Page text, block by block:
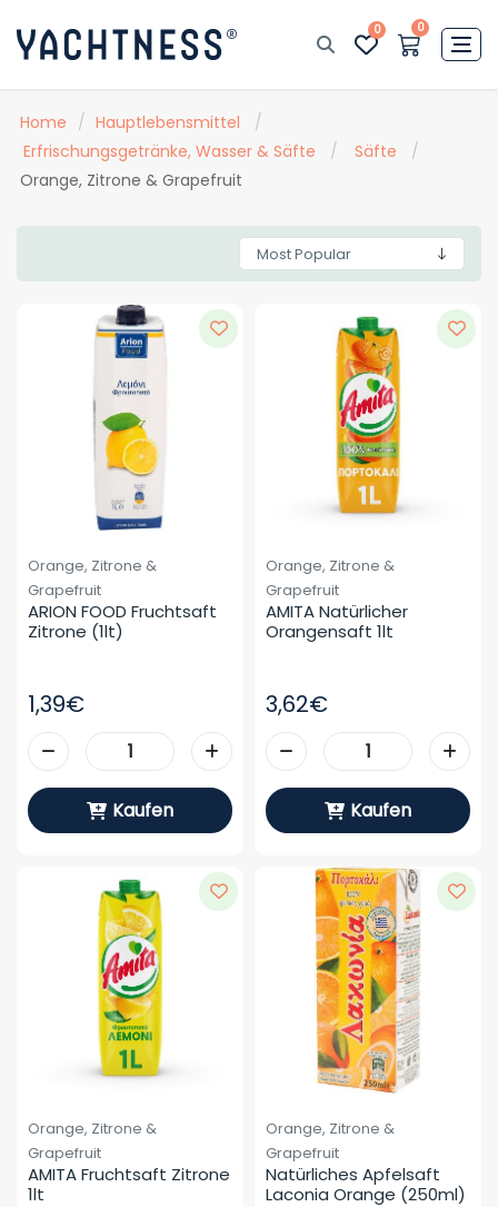
0 0
Home / Hauptlebensmittel
/
Erfrischungsgetränke, Wasser & Säfte
/ Säfte
/
Orange, Zitrone & Grapefruit
Orange, Zitrone &
Grapefruit
ARION FOOD Fruchtsaft
Zitrone (1lt)
1,39€
Kaufen
Orange, Zitrone &
Grapefruit
AMITA Natürlicher
Orangensaft 1lt
3,62€
Kaufen
Orange, Zitrone &
Grapefruit
AMITA Fruchtsaft Zitrone
1lt
Orange, Zitrone &
Grapefruit
Natürliches Apfelsaft
Laconia Orange (250ml)